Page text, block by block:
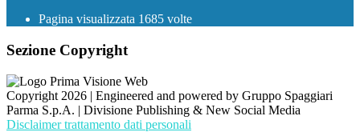
Pagina visualizzata 1685 volte
Sezione Copyright
Copyright 2026 | Engineered and powered by Gruppo Spaggiari
Parma S.p.A. | Divisione Publishing & New Social Media
Disclaimer trattamento dati personali